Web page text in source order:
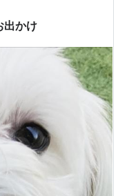
出かけ